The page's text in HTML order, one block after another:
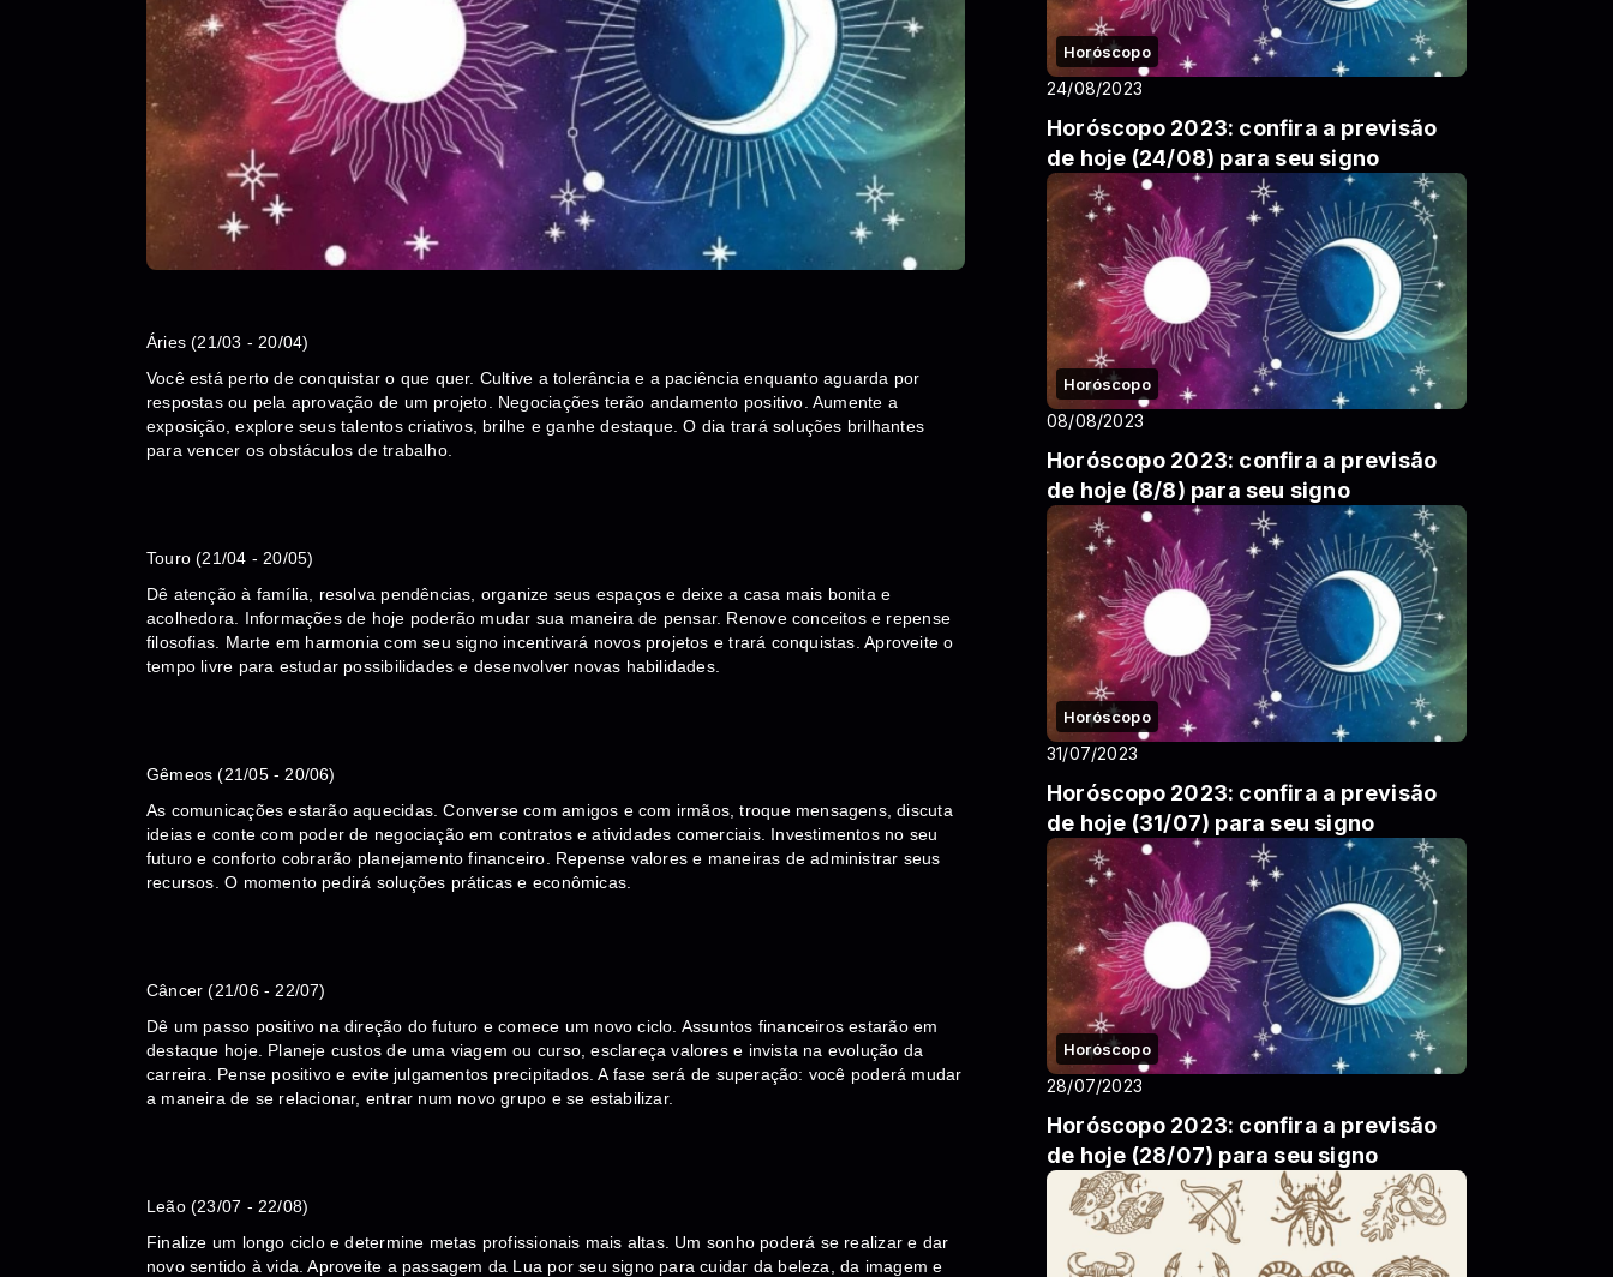
Áries (21/03 - 20/04)
Você está perto de conquistar o que quer. Cultive a tolerância e a paciência enquanto aguarda por
respostas ou pela aprovação de um projeto. Negociações terão andamento positivo. Aumente a
exposição, explore seus talentos criativos, brilhe e ganhe destaque. O dia trará soluções brilhantes
para vencer os obstáculos de trabalho.
Touro (21/04 - 20/05)
Dê atenção à família, resolva pendências, organize seus espaços e deixe a casa mais bonita e
acolhedora. Informações de hoje poderão mudar sua maneira de pensar. Renove conceitos e repense
filosofias. Marte em harmonia com seu signo incentivará novos projetos e trará conquistas. Aproveite o
tempo livre para estudar possibilidades e desenvolver novas habilidades.
Gêmeos (21/05 - 20/06)
As comunicações estarão aquecidas. Converse com amigos e com irmãos, troque mensagens, discuta
ideias e conte com poder de negociação em contratos e atividades comerciais. Investimentos no seu
futuro e conforto cobrarão planejamento financeiro. Repense valores e maneiras de administrar seus
recursos. O momento pedirá soluções práticas e econômicas.
Câncer (21/06 - 22/07)
Dê um passo positivo na direção do futuro e comece um novo ciclo. Assuntos financeiros estarão em
destaque hoje. Planeje custos de uma viagem ou curso, esclareça valores e invista na evolução da
carreira. Pense positivo e evite julgamentos precipitados. A fase será de superação: você poderá mudar
a maneira de se relacionar, entrar num novo grupo e se estabilizar.
Leão (23/07 - 22/08)
Finalize um longo ciclo e determine metas profissionais mais altas. Um sonho poderá se realizar e dar
novo sentido à vida. Aproveite a passagem da Lua por seu signo para cuidar da beleza, da imagem e
Horóscopo
24/08/2023
Horóscopo 2023: confira a previsão
de hoje (24/08) para seu signo
Horóscopo
08/08/2023
Horóscopo 2023: confira a previsão
de hoje (8/8) para seu signo
Horóscopo
31/07/2023
Horóscopo 2023: confira a previsão
de hoje (31/07) para seu signo
Horóscopo
28/07/2023
Horóscopo 2023: confira a previsão
de hoje (28/07) para seu signo